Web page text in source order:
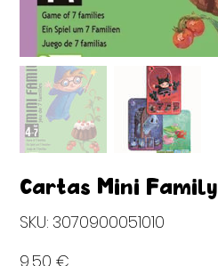
Cartas Mini Family
SKU: 3070900051010
3070900051010
9,50 €